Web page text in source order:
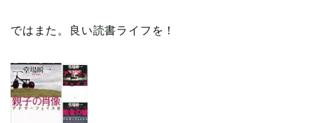
ではまた。良い読書ライフを！